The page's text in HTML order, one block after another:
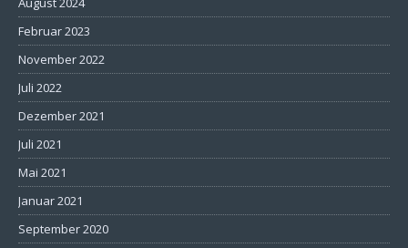
Februar 2023
November 2022
Juli 2022
Dezember 2021
Juli 2021
Mai 2021
Januar 2021
September 2020